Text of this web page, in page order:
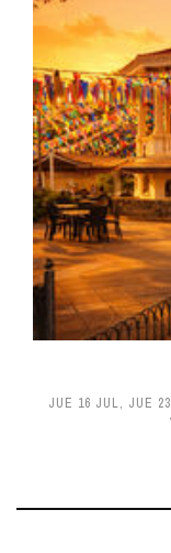
JUE 16 JUL, JUE